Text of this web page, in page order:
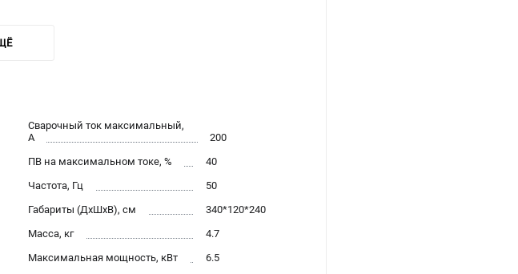
Сварочный ток максимальный,
А
200
ПВ на максимальном токе, %
40
Частота, Гц
50
Габариты (ДхШхВ), см
340*120*240
Масса, кг
4.7
Максимальная мощность, кВт
6.5